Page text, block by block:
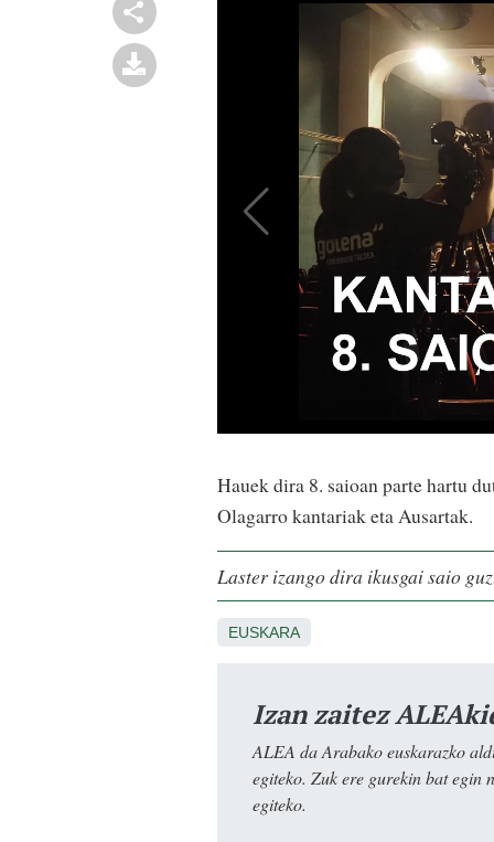
Hauek dira 8. saioan parte hartu
Olagarro kantariak eta Ausartak.
Laster izango dira ikusgai saio
EUSKARA
Izan zaitez
ALEA da Arabako euskarazko
egiteko. Zuk ere gurekin bat egin
egiteko.